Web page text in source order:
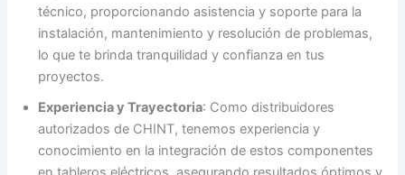
técnico, proporcionando asistencia y soporte para la
instalación, mantenimiento y resolución de problemas,
lo que te brinda tranquilidad y confianza en tus
proyectos.
Experiencia y Trayectoria: Como distribuidores
autorizados de CHINT, tenemos experiencia y
conocimiento en la integración de estos componentes